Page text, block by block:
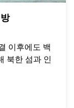
이후에도 백
북한 섬과 인